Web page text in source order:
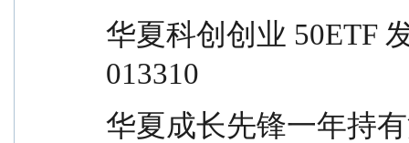
华夏科创创业 50ETF
013310
华夏成长先锋一年持有